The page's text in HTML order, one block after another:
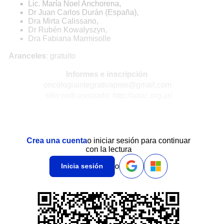
Lic. María Noel Anchorena,
Dr Juan Carlos Durán (España),
Dra Mirta Calissano,
Dr Rubén Kowalyszyn,
Dra Fabiana Marmisolle
Aranceles: gratuito
Informes e inscripción
Crea una cuentao iniciar sesión para continuar
con la lectura
Inicia sesión o